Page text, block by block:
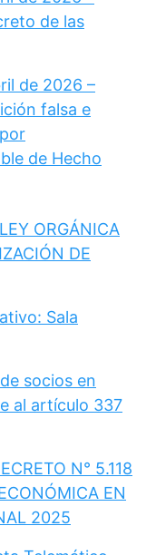
de las
de 2026 –
falsa e
de Hecho
ORGÁNICA
DE
Sala
socios en
al artículo 337
N° 5.118
EN
2025